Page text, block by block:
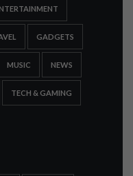
GADGETS
MUSIC NEWS
TECH & GAMING